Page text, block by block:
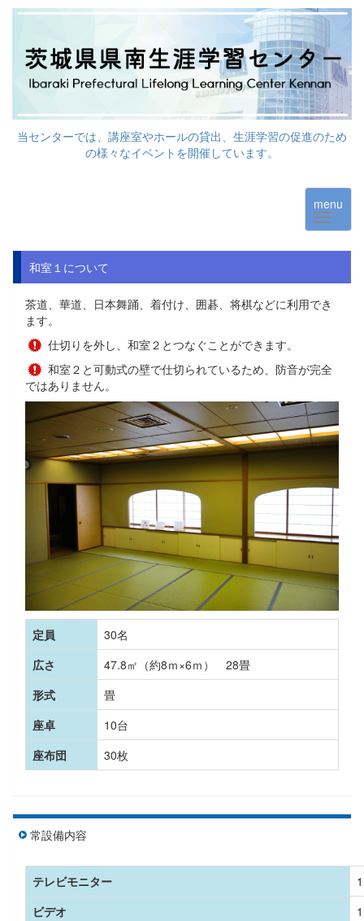
当センターでは、講座室やホールの貸出、生涯学習の促進のため
の様々なイベントを開催しています。
menu
和室１について
茶道、華道、日本舞踊、着付け、囲碁、将棋などに利用でき
ます。
仕切りを外し、和室２とつなぐことができます。
和室２と可動式の壁で仕切られているため、防音が完全
ではありません。
定員
30名
広さ
47.8㎡（約8ｍ×6ｍ） 28畳
形式
畳
座卓
10台
座布団
30枚
常設備内容
テレビモニター
ビデオ